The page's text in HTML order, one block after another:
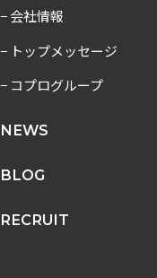
− 会社情報
− トップメッセージ
− コプログループ
NEWS
BLOG
RECRUIT